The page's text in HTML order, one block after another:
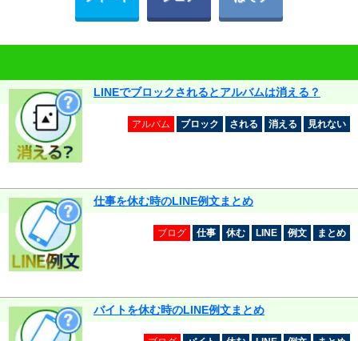
LINEでブロックされるとアルバムは消える？
アルバム ブロック される 消える 見れない
仕事を休む時のLINE例文まとめ
ブログ 仕事 休む LINE 例文 まとめ
バイトを休む時のLINE例文まとめ